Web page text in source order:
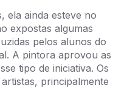
ela ainda esteve no
expostas algumas
pelos alunos do
A pintora aprovou as
tipo de iniciativa. Os
principalmente